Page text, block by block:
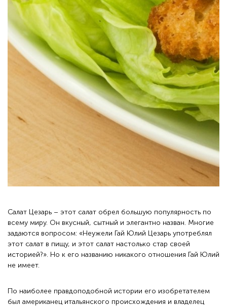
Салат Цезарь – этот салат обрел большую популярность по
всему миру. Он вкусный, сытный и элегантно назван. Многие
задаются вопросом: «Неужели Гай Юлий Цезарь употреблял
этот салат в пищу, и этот салат настолько стар своей
историей?». Но к его названию никакого отношения Гай Юлий
не имеет.
По наиболее правдоподобной истории его изобретателем
был американец итальянского происхождения и владелец